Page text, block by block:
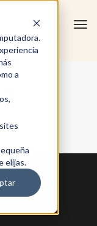
a
elijas.